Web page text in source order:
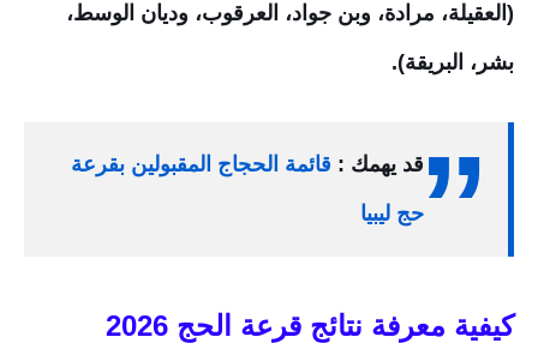
(العقيلة، مرادة، وبن جواد، العرقوب، وديان الوسط،
بشر، البريقة).
قد يهمك : قائمة الحجاج المقبولين بقرعة
حج ليبيا
كيفية معرفة نتائج قرعة الحج 2026